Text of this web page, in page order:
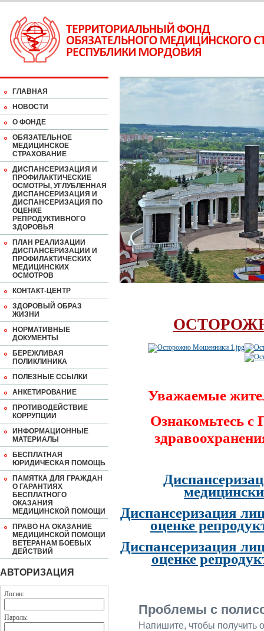
ГЛАВНАЯ
НОВОСТИ
О ФОНДЕ
ОБЯЗАТЕЛЬНОЕ
МЕДИЦИНСКОЕ
СТРАХОВАНИЕ
ДИСПАНСЕРИЗАЦИЯ И
ПРОФИЛАКТИЧЕСКИЕ
ОСМОТРЫ, УГЛУБЛЕННАЯ
ДИСПАНСЕРИЗАЦИЯ И
ДИСПАНСЕРИЗАЦИЯ ПО
ОЦЕНКЕ
РЕПРОДУКТИВНОГО
ЗДОРОВЬЯ
ПЛАН РЕАЛИЗАЦИИ
ДИСПАНСЕРИЗАЦИИ И
ПРОФИЛАКТИЧЕСКИХ
МЕДИЦИНСКИХ
ОСМОТРОВ
КОНТАКТ-ЦЕНТР
ЗДОРОВЫЙ ОБРАЗ
ЖИЗНИ
НОРМАТИВНЫЕ
ДОКУМЕНТЫ
БЕРЕЖЛИВАЯ
ПОЛИКЛИНИКА
ПОЛЕЗНЫЕ ССЫЛКИ
АНКЕТИРОВАНИЕ
ПРОТИВОДЕЙСТВИЕ
КОРРУПЦИИ
ИНФОРМАЦИОННЫЕ
МАТЕРИАЛЫ
БЕСПЛАТНАЯ
ЮРИДИЧЕСКАЯ ПОМОЩЬ
ПАМЯТКА ДЛЯ ГРАЖДАН
О ГАРАНТИЯХ
БЕСПЛАТНОГО
ОКАЗАНИЯ
МЕДИЦИНСКОЙ ПОМОЩИ
ПРАВО НА ОКАЗАНИЕ
МЕДИЦИНСКОЙ ПОМОЩИ
ВЕТЕРАНАМ БОЕВЫХ
ДЕЙСТВИЙ
АВТОРИЗАЦИЯ
Логин:
Пароль:
Уважаемые
Ознакомьтесь
Диспансеризация
оценке
Диспансеризация
оценке
Проблемы с
Напишите, чтобы получить